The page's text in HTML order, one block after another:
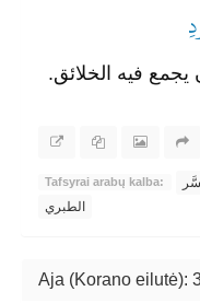
يجمع فيه الخلائق.
Tafsyrai arabų kalba:
الطبري
Aja (Korano eilutė):